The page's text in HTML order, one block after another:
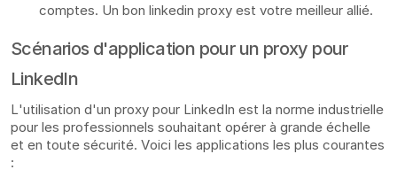
comptes. Un bon linkedin proxy est votre meilleur allié.
Scénarios d'application pour un proxy pour
LinkedIn
L'utilisation d'un proxy pour LinkedIn est la norme industrielle
pour les professionnels souhaitant opérer à grande échelle
et en toute sécurité. Voici les applications les plus courantes
: